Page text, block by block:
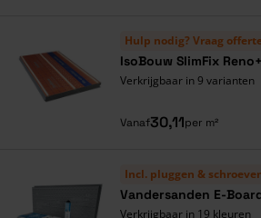
Hulp nodig? Vraag
IsoBouw SlimFix Reno+
Verkrijgbaar in 9 varianten
Vanaf30,11per m²
Incl. pluggen &
Vandersanden E-
Verkrijgbaar in 19 kleuren